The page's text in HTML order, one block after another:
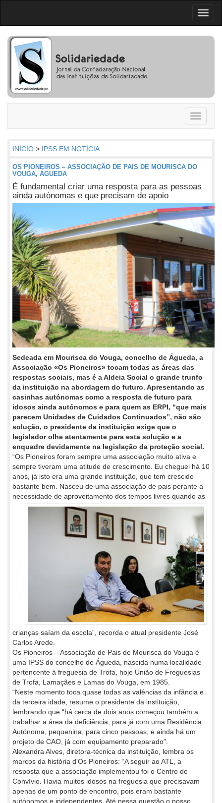
Toggle
INÍCIO > IPSS EM NOTÍCIA
OS PIONEIROS – ASSOCIAÇÃO DE PAIS DE MOURISCA DO
VOUGA, ÁGUEDA
É fundamental criar uma resposta para as pessoas
ainda autónomas e que precisam de apoio
Sedeada em Mourisca do Vouga, concelho de Águeda, a
Associação «Os Pioneiros» tocam todas as áreas das
respostas sociais, mas é a Aldeia Social o grande trunfo
da instituição na abordagem do futuro. Apresentando as
casinhas autónomas como a resposta de futuro para
idosos ainda autónomos e para quem as ERPI, “que mais
parecem Unidades de Cuidados Continuados”, não são
solução, o presidente da instituição exige que o
legislador olhe atentamente para esta solução e a
enquadre devidamente na legislação da proteção social.
“Os Pioneiros foram sempre uma associação muito ativa e
sempre tiveram uma atitude de crescimento. Eu cheguei há 10
anos, já isto era uma grande instituição, que tem crescido
bastante bem. Nasceu de uma associação de pais perante a
necessidade de aproveitamento dos tempos livres quando as
crianças saíam da escola”, recorda o atual presidente José
Carlos Arede.
Os Pioneiros – Associação de Pais de Mourisca do Vouga é
uma IPSS do concelho de Águeda, nascida numa localidade
pertencente à freguesia de Trofa, hoje União de Freguesias
de Trofa, Lamaçães e Lamas do Vouga, em 1985.
“Neste momento toca quase todas as valências da infância e
da terceira idade, resume o presidente da instituição,
lembrando que “há cerca de dois anos começou também a
trabalhar a área da deficiência, para já com uma Residência
Autónoma, pequenina, para cinco pessoas, e ainda há um
projeto de CAO, já com equipamento preparado”.
Alexandra Alves, diretora-técnica da instituição, lembra os
marcos da história d’Os Pioneiros: “A seguir ao ATL, a
resposta que a associação implementou foi o Centro de
Convívio. Havia muitos idosos na freguesia que precisavam
apenas de um ponto de encontro, pois eram bastante
autónomos e independentes. Até nessa questão o nosso